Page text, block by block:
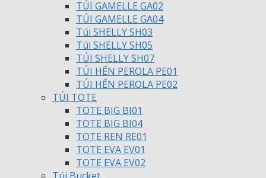
TÚI GAMELLE GA02
TÚI GAMELLE GA04
Túi SHELLY SH03
Túi SHELLY SH05
TÚI SHELLY SH07
TÚI HẾN PEROLA PE01
TÚI HẾN PEROLA PE02
TÚI TOTE
TOTE BIG BI01
TOTE BIG BI04
TOTE REN RE01
TOTE EVA EV01
TOTE EVA EV02